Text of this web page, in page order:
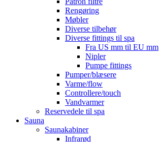
Rengøring
Møbler
Diverse tilbehør
Diverse fittings til spa
Fra US mm til EU mm
Nipler
Pumpe fittings
Pumper/blæsere
Varme/flow
Controllere/touch
Vandvarmer
Reservedele til spa
Sauna
Saunakabiner
Infrarød